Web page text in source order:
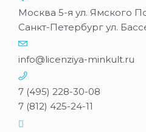
Москва 5-я ул. Ямского
Санкт-Петербург ул.
info@licenziya-minkult.ru
7 (495) 228-30-08
7 (812) 425-24-11